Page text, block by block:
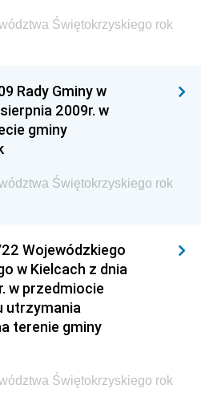
Edukacji
Przemysłu
Finansów i Gospodarki
do Spraw Unii
Wywiadu
Świętokrzyskiego rok
Rady Gminy w
2009r. w
gminy
Świętokrzyskiego rok
Wojewódzkiego
w Kielcach z dnia
w przedmiocie
utrzymania
terenie gminy
Świętokrzyskiego rok